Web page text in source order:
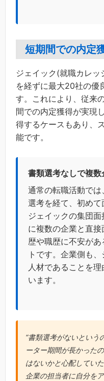
短期間での内定
ジェイック(就職カレ
を経ずに最大20社の優
す。これにより、従来
間での内定獲得が実現
得するケースもあり、
能です。
書類選考なしで複数
通常の転職活動で
選考を経て、初めて
ジェイックの集団
に複数の企業と直
歴や職歴に不安が
トです。企業側も
人材であることを
います。
“書類選考がないという
ーター期間が長かった
はないかと心配してい
企業の担当者に自分を